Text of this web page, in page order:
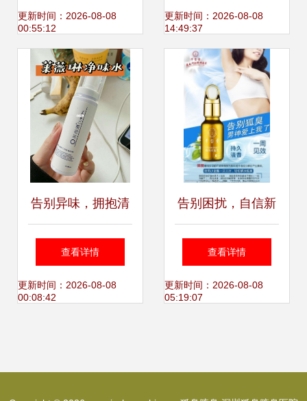
更新时间：2026-08-08
00:55:12
惠与科学选择指南
更新时间：2026-08-08
14:49:37
告别异味，拥抱清
新 科学认识与应对
狐臭/腋臭
查看详情
更新时间：2026-08-08
00:08:42
告别困扰，自信新
生——科学认识与
应对狐臭
查看详情
更新时间：2026-08-08
05:19:07